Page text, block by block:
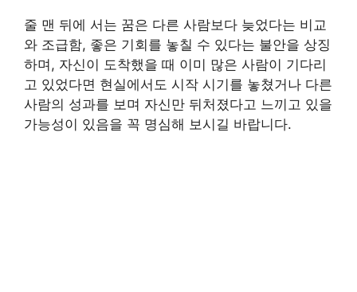
줄 맨 뒤에 서는 꿈은 다른 사람보다 늦었다는 비교
와 조급함, 좋은 기회를 놓칠 수 있다는 불안을 상징
하며, 자신이 도착했을 때 이미 많은 사람이 기다리
고 있었다면 현실에서도 시작 시기를 놓쳤거나 다른
사람의 성과를 보며 자신만 뒤처졌다고 느끼고 있을
가능성이 있음을 꼭 명심해 보시길 바랍니다.